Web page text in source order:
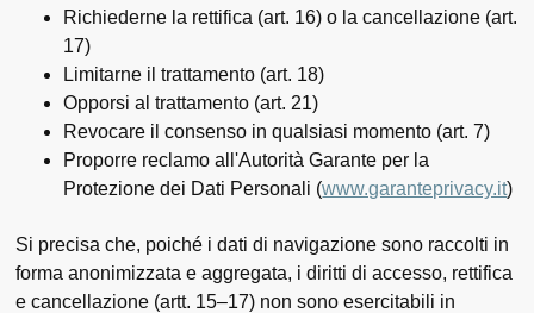
Richiederne la rettifica (art. 16) o la cancellazione (art.
17)
Limitarne il trattamento (art. 18)
Opporsi al trattamento (art. 21)
Revocare il consenso in qualsiasi momento (art. 7)
Proporre reclamo all'Autorità Garante per la
Protezione dei Dati Personali (www.garanteprivacy.it)
Si precisa che, poiché i dati di navigazione sono raccolti in
forma anonimizzata e aggregata, i diritti di accesso, rettifica
e cancellazione (artt. 15–17) non sono esercitabili in